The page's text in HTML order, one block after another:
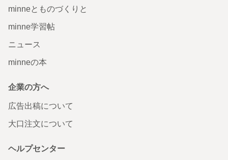
minneとものづくりと
minne学習帖
ニュース
minneの本
企業の方へ
広告出稿について
大口注文について
ヘルプセンター